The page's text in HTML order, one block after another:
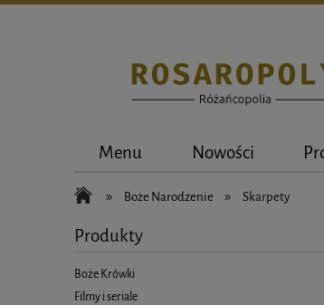
Menu Nowości
» Boże Narodzenie » Skarpety
Produkty
Boże Krówki
Filmy i seriale